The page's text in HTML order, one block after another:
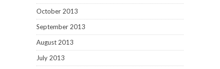
October 2013
September 2013
August 2013
July 2013